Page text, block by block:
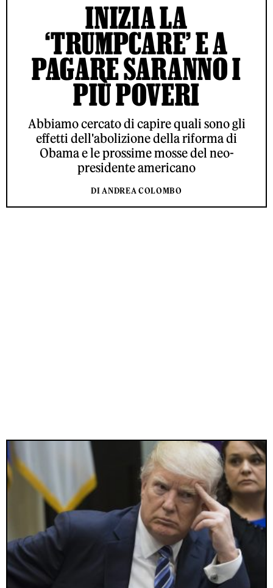
INIZIA LA
‘TRUMPCARE’ E A
PAGARE SARANNO I
PIÙ POVERI
Abbiamo cercato di capire quali sono gli
effetti dell'abolizione della riforma di
Obama e le prossime mosse del neo-
presidente americano
DI ANDREA COLOMBO